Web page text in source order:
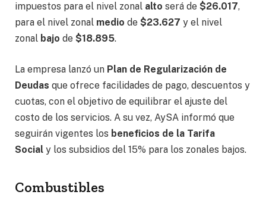
impuestos para el nivel zonal alto será de $26.017,
para el nivel zonal medio de $23.627 y el nivel
zonal bajo de $18.895.
La empresa lanzó un Plan de Regularización de
Deudas que ofrece facilidades de pago, descuentos y
cuotas, con el objetivo de equilibrar el ajuste del
costo de los servicios. A su vez, AySA informó que
seguirán vigentes los beneficios de la Tarifa
Social y los subsidios del 15% para los zonales bajos.
Combustibles